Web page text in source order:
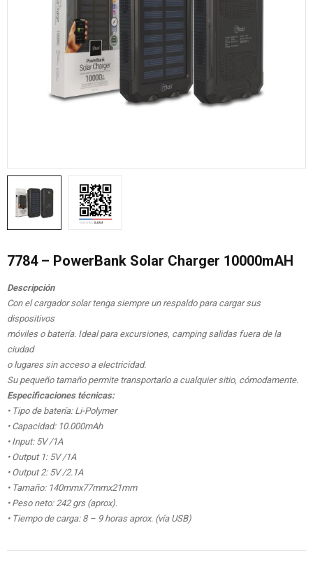
7784 – PowerBank Solar Charger 10000mAH
Descripción
Con el cargador solar tenga siempre un respaldo para cargar sus
dispositivos
móviles o batería. Ideal para excursiones, camping salidas fuera de la
ciudad
o lugares sin acceso a electricidad.
Su pequeño tamaño permite transportarlo a cualquier sitio, cómodamente.
Especificaciones técnicas:
• Tipo de batería: Li-Polymer
• Capacidad: 10.000mAh
• Input: 5V /1A
• Output 1: 5V /1A
• Output 2: 5V /2.1A
• Tamaño: 140mmx77mmx21mm
• Peso neto: 242 grs (aprox).
• Tiempo de carga: 8 – 9 horas aprox. (vía USB)